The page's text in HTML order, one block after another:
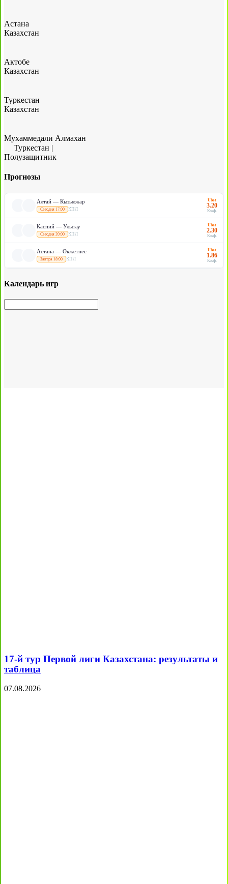
Астана
Казахстан
Актобе
Казахстан
Туркестан
Казахстан
Мухаммедали Алмахан
Туркестан |
Полузащитник
Прогнозы
Алтай — Кызылжар
Сегодня 17:00 КПЛ
Ubet
3.20
Коэф.
Каспий — Улытау
Сегодня 20:00 КПЛ
Ubet
2.30
Коэф.
Астана — Окжетпес
Завтра 18:00 КПЛ
Ubet
1.86
Коэф.
Календарь игр
17-й тур Первой лиги Казахстана: результаты и
таблица
07.08.2026